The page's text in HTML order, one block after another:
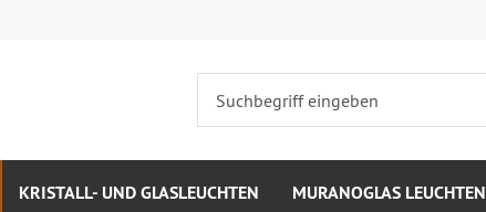
KRISTALL- UND GLASLEUCHTEN MURANOGLAS LEUCHTEN